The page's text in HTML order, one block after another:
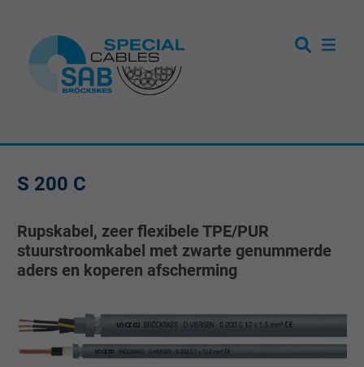
S 200 C
Rupskabel, zeer flexibele TPE/PUR
stuurstroomkabel met zwarte genummerde
aders en koperen afscherming